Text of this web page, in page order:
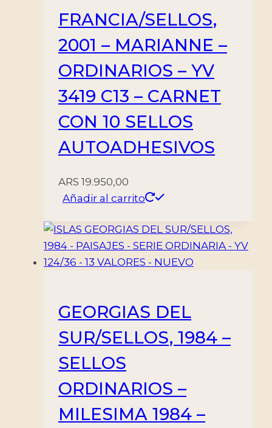
FRANCIA/SELLOS,
2001 – MARIANNE –
ORDINARIOS – YV
3419 C13 – CARNET
CON 10 SELLOS
AUTOADHESIVOS
ARS 19.950,00
Añadir al carrito
GEORGIAS DEL
SUR/SELLOS, 1984 –
SELLOS
ORDINARIOS –
MILESIMA 1984 –